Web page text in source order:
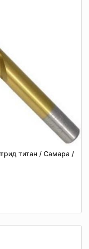
титан / Самара /